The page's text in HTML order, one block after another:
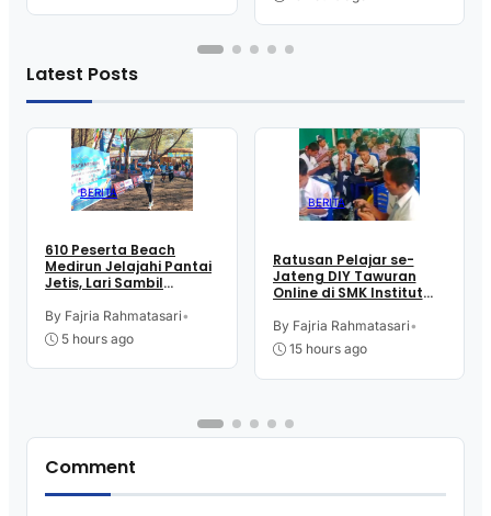
Latest Posts
BERITA
610 Peserta Beach
Medirun Jelajahi Pantai
Jetis, Lari Sambil
Alam
By Fajria Rahmatasari•
5 hours ago
BERITA
Ratusan Pelajar se-
Jateng DIY Tawuran
Online di SMK Institut
Perebutkan Trofi dan
Uang Pembinaan
By Fajria Rahmatasari•
15 hours ago
Comment